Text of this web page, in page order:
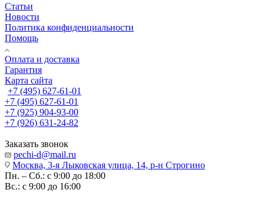
Статьи
Новости
Политика конфиденциальности
Помощь
Оплата и доставка
Гарантия
Карта сайта
+7 (495) 627-61-01
+7 (495) 627-61-01
+7 (925) 904-93-00
+7 (926) 631-24-82
Заказать звонок
pechi-d@mail.ru
Москва, 3-я Лыковская улица, 14, р-н Строгино
Пн. – Сб.: с 9:00 до 18:00
Вс.: с 9:00 до 16:00